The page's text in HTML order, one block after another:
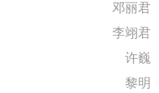
邓丽君
李翊君
许巍
黎明